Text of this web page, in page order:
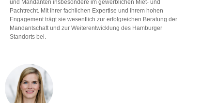
und Mandanten insbesondere im gewerblichen Miet- und
Pachtrecht. Mit ihrer fachlichen Expertise und ihrem hohen
Engagement trägt sie wesentlich zur erfolgreichen Beratung der
Mandantschaft und zur Weiterentwicklung des Hamburger
Standorts bei.